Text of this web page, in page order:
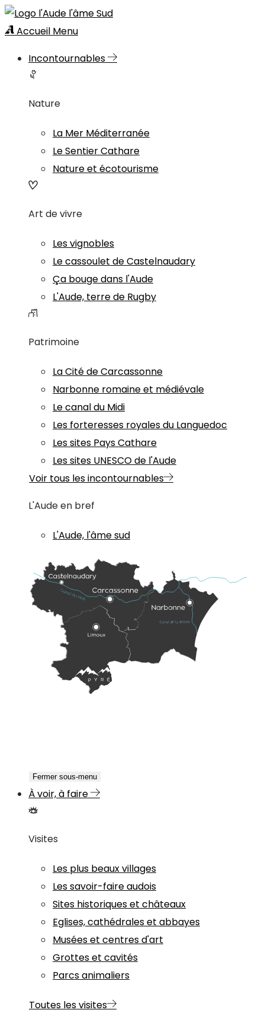
Accueil Menu
Incontournables
Nature
La Mer Méditerranée
Le Sentier Cathare
Nature et écotourisme
Art de vivre
Les vignobles
Le cassoulet de Castelnaudary
Ça bouge dans l'Aude
L'Aude, terre de Rugby
Patrimoine
La Cité de Carcassonne
Narbonne romaine et médiévale
Le canal du Midi
Les forteresses royales du Languedoc
Les sites Pays Cathare
Les sites UNESCO de l'Aude
Voir tous les incontournables
L'Aude en bref
L'Aude, l'âme sud
Fermer sous-menu
À voir, à faire
Visites
Les plus beaux villages
Les savoir-faire audois
Sites historiques et châteaux
Eglises, cathédrales et abbayes
Musées et centres d'art
Grottes et cavités
Parcs animaliers
Toutes les visites